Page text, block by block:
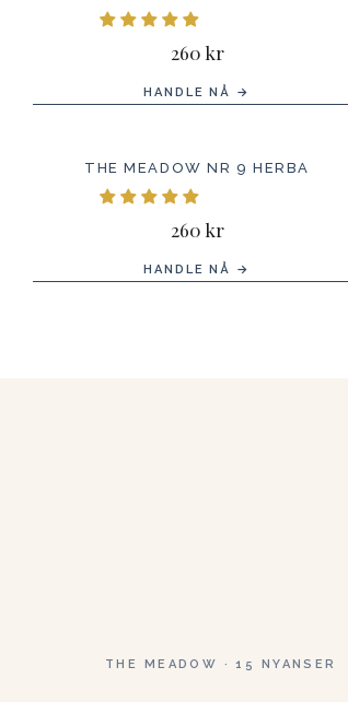
260 kr
HANDLE NÅ →
THE MEADOW NR 9 HERBA
260 kr
HANDLE NÅ →
THE MEADOW · 15 NYANSER